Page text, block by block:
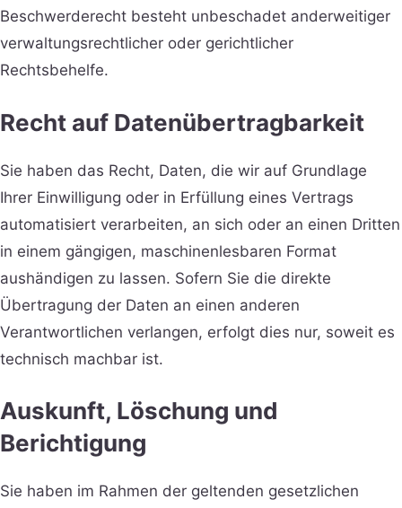
Beschwerderecht besteht unbeschadet anderweitiger
verwaltungsrechtlicher oder gerichtlicher
Rechtsbehelfe.
Recht auf Daten­übertrag­barkeit
Sie haben das Recht, Daten, die wir auf Grundlage
Ihrer Einwilligung oder in Erfüllung eines Vertrags
automatisiert verarbeiten, an sich oder an einen Dritten
in einem gängigen, maschinenlesbaren Format
aushändigen zu lassen. Sofern Sie die direkte
Übertragung der Daten an einen anderen
Verantwortlichen verlangen, erfolgt dies nur, soweit es
technisch machbar ist.
Auskunft, Löschung und
Berichtigung
Sie haben im Rahmen der geltenden gesetzlichen